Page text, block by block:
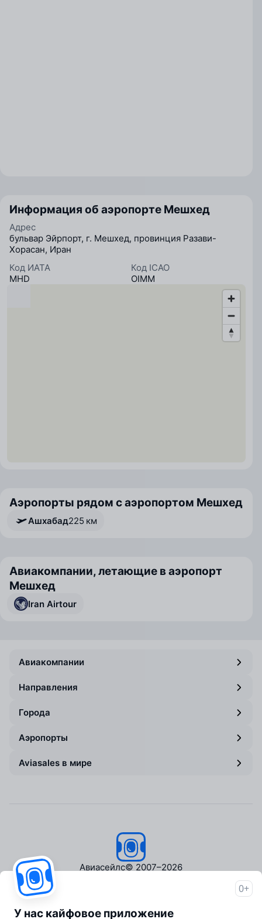
Информация об аэропорте Мешхед
Адрес
бульвар Эйрпорт, г. Мешхед, провинция Разави-
Хорасан, Иран
Код ИАТА
MHD
Код ICAO
OIMM
Аэропорты рядом с аэропортом Мешхед
Ашхабад225 км
Авиакомпании, летающие в аэропорт
Мешхед
Iran Airtour
Авиакомпании
Направления
Города
Аэропорты
Aviasales в мире
Авиасейлс© 2007–2026
Пресс‑центр
0+
У нас кайфовое приложение